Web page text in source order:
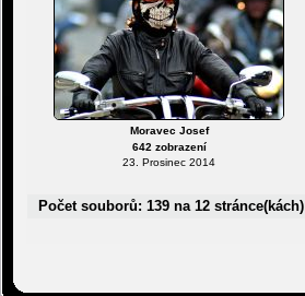
Moravec Josef
642 zobrazení
23. Prosinec 2014
Počet souborů: 139 na 12 stránce(kách)